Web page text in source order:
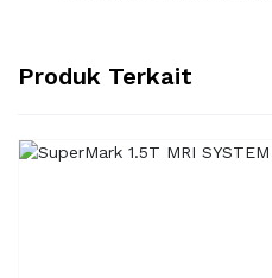
Produk Terkait